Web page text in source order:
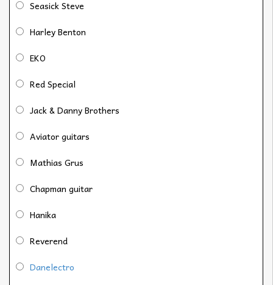
Seasick Steve
Harley Benton
EKO
Red Special
Jack & Danny Brothers
Aviator guitars
Mathias Grus
Chapman guitar
Hanika
Reverend
Danelectro